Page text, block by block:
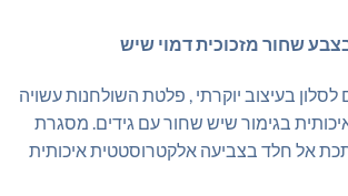
שחור מזכוכית דמוי שיש
לסלון בעיצוב יוקרתי , פלטת השולחנות עשויה
בגימור שיש שחור עם גידים. מסגרת
אל חלד בצביעה אלקטרוסטטית איכותית